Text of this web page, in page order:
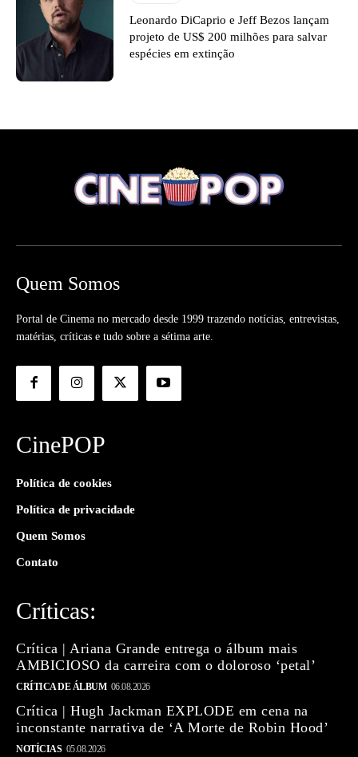
Leonardo DiCaprio e Jeff Bezos lançam
projeto de US$ 200 milhões para salvar
espécies em extinção
Quem Somos
Portal de Cinema no mercado desde 1999 trazendo notícias, entrevistas,
matérias, críticas e tudo sobre a sétima arte.
CinePOP
Política de cookies
Política de privacidade
Quem Somos
Contato
Críticas:
Crítica | Ariana Grande entrega o álbum mais
AMBICIOSO da carreira com o doloroso ‘petal’
CRÍTICA DE ÁLBUM 06.08.2026
Crítica | Hugh Jackman EXPLODE em cena na
inconstante narrativa de ‘A Morte de Robin Hood’
NOTÍCIAS 05.08.2026